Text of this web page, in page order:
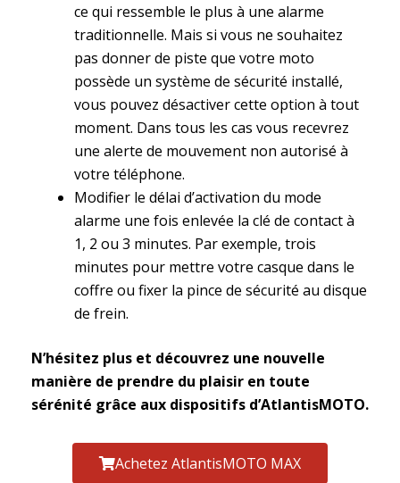
ce qui ressemble le plus à une alarme
traditionnelle. Mais si vous ne souhaitez
pas donner de piste que votre moto
possède un système de sécurité installé,
vous pouvez désactiver cette option à tout
moment. Dans tous les cas vous recevrez
une alerte de mouvement non autorisé à
votre téléphone.
Modifier le délai d’activation du mode
alarme une fois enlevée la clé de contact à
1, 2 ou 3 minutes. Par exemple, trois
minutes pour mettre votre casque dans le
coffre ou fixer la pince de sécurité au disque
de frein.
N’hésitez plus et découvrez une nouvelle
manière de prendre du plaisir en toute
sérénité grâce aux dispositifs d’AtlantisMOTO.
Achetez AtlantisMOTO MAX